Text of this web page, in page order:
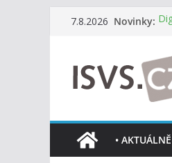
Přeskočit
7.8.2026 Novinky:
z
• AKTUÁLNĚ